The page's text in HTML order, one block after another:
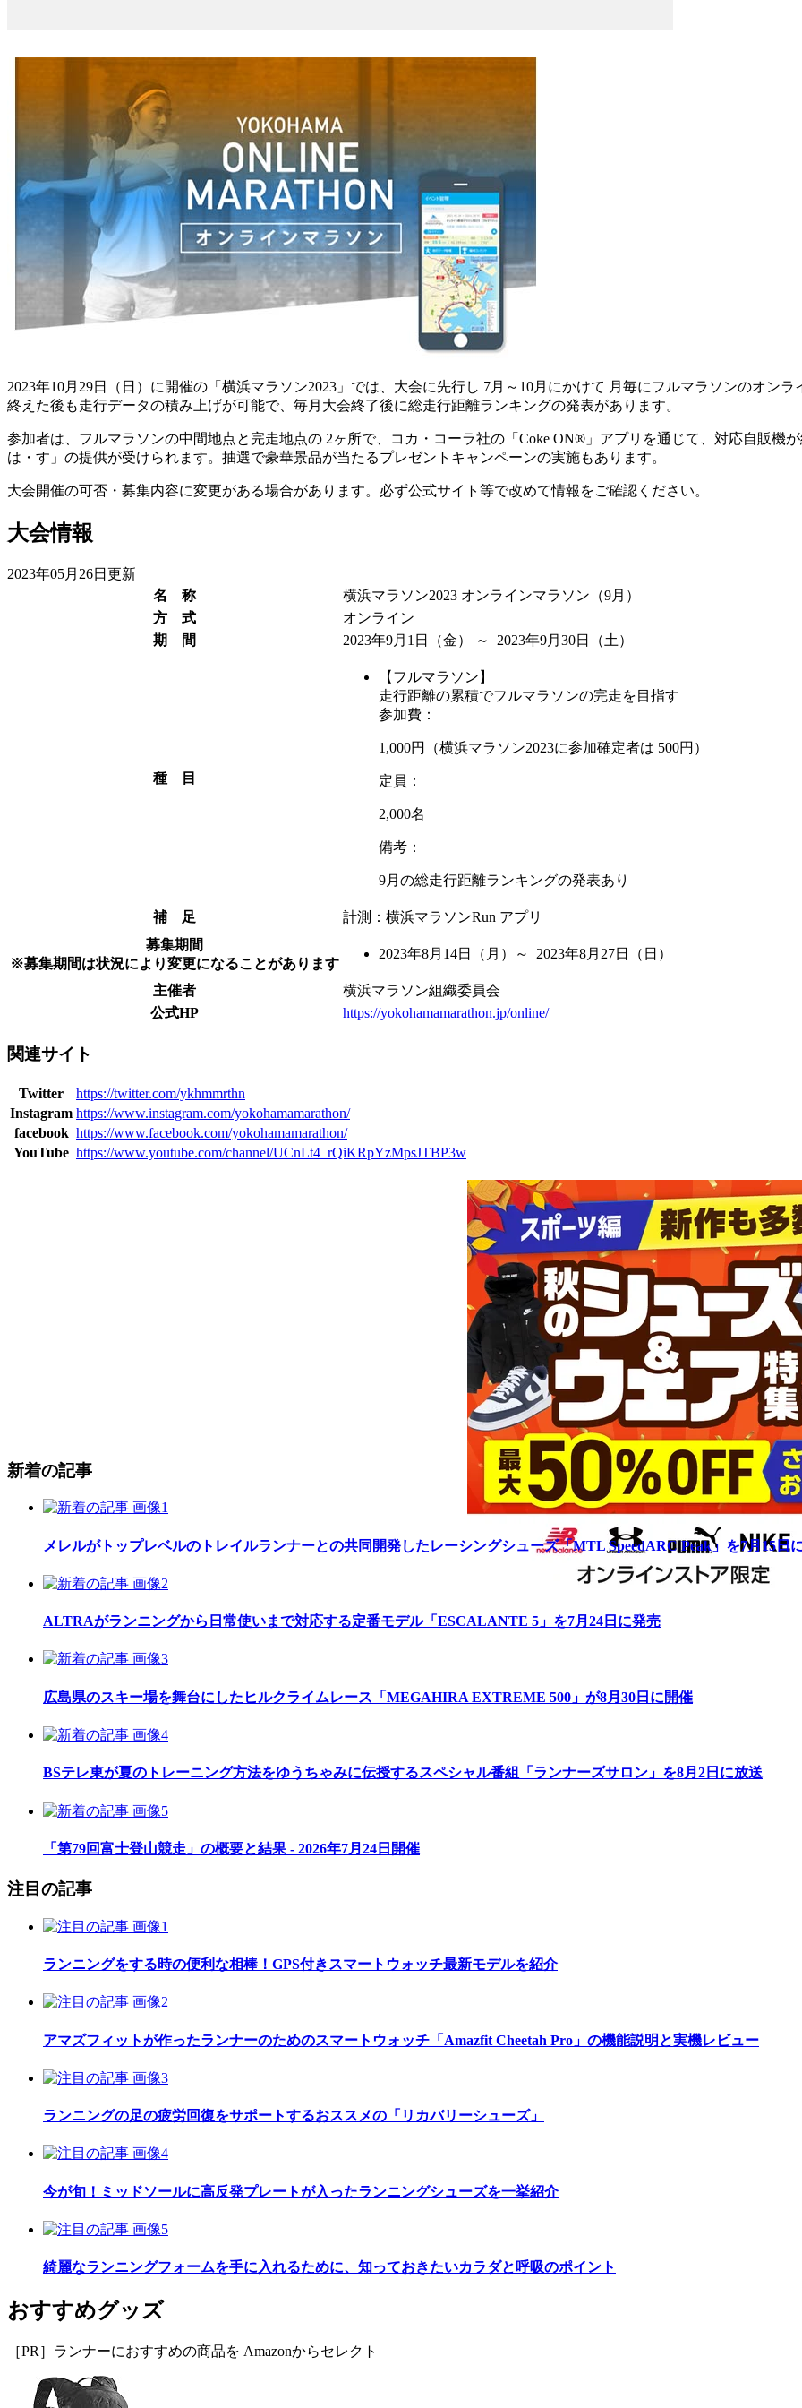
2023年10月29日（日）に開催の「横浜マラソン2023」では、大会に先行し 7月～10月にかけて 月毎にフルマラソンのオン
終えた後も走行データの積み上げが可能で、毎月大会終了後に総走行距離ランキングの発表があります。
参加者は、フルマラソンの中間地点と完走地点の 2ヶ所で、コカ・コーラ社の「Coke ON®」アプリを通じて、対応自販機
は・す」の提供が受けられます。抽選で豪華景品が当たるプレゼントキャンペーンの実施もあります。
大会開催の可否・募集内容に変更がある場合があります。必ず公式サイト等で改めて情報をご確認ください。
大会情報
2023年05月26日更新
名 称
横浜マラソン2023 オンラインマラソン（9月）
方 式
オンライン
期 間
2023年9月1日 （金） ～ 2023年9月30日 （土）
種 目
【フルマラソン】
走行距離の累積でフルマラソンの完走を目指す
参加費：
1,000円（横浜マラソン2023に参加確定者は 500円）
定員：
2,000名
備考：
9月の総走行距離ランキングの発表あり
補 足
計測：横浜マラソンRun アプリ
募集期間
※募集期間は状況により変更になることがあります
2023年8月14日 （月） ～ 2023年8月27日 （日）
主催者
横浜マラソン組織委員会
公式HP
https://yokohamamarathon.jp/online/
関連サイト
Twitter
https://twitter.com/ykhmmrthn
Instagram https://www.instagram.com/yokohamamarathon/
facebook https://www.facebook.com/yokohamamarathon/
YouTube https://www.youtube.com/channel/UCnLt4_rQiKRpYzMpsJTBP3w
新着の記事
メレルがトップレベルのトレイルランナーとの共同開発したレーシングシューズ「MTL SpeedARC Peak」を7月15日
ALTRAがランニングから日常使いまで対応する定番モデル「ESCALANTE 5」を7月24日に発売
広島県のスキー場を舞台にしたヒルクライムレース「MEGAHIRA EXTREME 500」が8月30日に開催
BSテレ東が夏のトレーニング方法をゆうちゃみに伝授するスペシャル番組「ランナーズサロン」を8月2日に放送
「第79回富士登山競走」の概要と結果 - 2026年7月24日開催
注目の記事
ランニングをする時の便利な相棒！GPS付きスマートウォッチ最新モデルを紹介
アマズフィットが作ったランナーのためのスマートウォッチ「Amazfit Cheetah Pro」の機能説明と実機レビュー
ランニングの足の疲労回復をサポートするおススメの「リカバリーシューズ」
今が旬！ミッドソールに高反発プレートが入ったランニングシューズを一挙紹介
綺麗なランニングフォームを手に入れるために、知っておきたいカラダと呼吸のポイント
おすすめグッズ
［PR］ランナーにおすすめの商品を Amazonからセレクト